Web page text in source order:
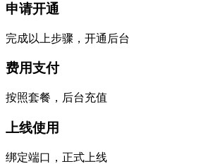
申请开通
完成以上步骤，开通后台
费用支付
按照套餐，后台充值
上线使用
绑定端口，正式上线